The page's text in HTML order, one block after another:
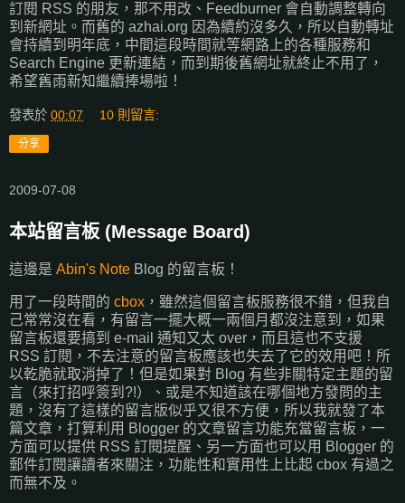
訂閱 RSS 的朋友，那不用改、Feedburner 會自動調整轉向
到新網址。而舊的 azhai.org 因為續約沒多久，所以自動轉址
會持續到明年底，中間這段時間就等網路上的各種服務和
Search Engine 更新連結，而到期後舊網址就終止不用了，
希望舊雨新知繼續捧場啦！
發表於 00:07 10 則留言:
分享
2009-07-08
本站留言板 (Message Board)
這邊是 Abin's Note Blog 的留言板！
用了一段時間的 cbox ，雖然這個留言板服務很不錯，但我自
己常常沒在看，有留言一擺大概一兩個月都沒注意到，如果
留言板還要搞到 e-mail 通知又太 over，而且這也不支援
RSS 訂閱，不去注意的留言板應該也失去了它的效用吧！所
以乾脆就取消掉了！但是如果對 Blog 有些非關特定主題的留
言（來打招呼簽到?!）、或是不知道該在哪個地方發問的主
題，沒有了這樣的留言版似乎又很不方便，所以我就發了本
篇文章，打算利用 Blogger 的文章留言功能充當留言板，一
方面可以提供 RSS 訂閱提醒、另一方面也可以用 Blogger 的
郵件訂閱讓讀者來關注，功能性和實用性上比起 cbox 有過之
而無不及。